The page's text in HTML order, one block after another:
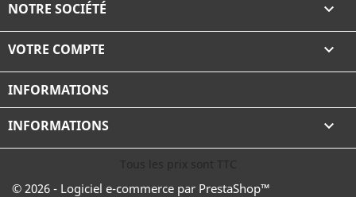
NOTRE SOCIÉTÉ 
VOTRE COMPTE 
INFORMATIONS
INFORMATIONS 
Tous les prix sont TTC
© 2026 - Logiciel e-commerce par PrestaShop™